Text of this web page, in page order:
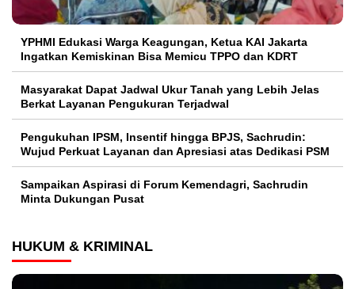
YPHMI Edukasi Warga Keagungan, Ketua KAI Jakarta
Ingatkan Kemiskinan Bisa Memicu TPPO dan KDRT
Masyarakat Dapat Jadwal Ukur Tanah yang Lebih Jelas
Berkat Layanan Pengukuran Terjadwal
Pengukuhan IPSM, Insentif hingga BPJS, Sachrudin:
Wujud Perkuat Layanan dan Apresiasi atas Dedikasi PSM
Sampaikan Aspirasi di Forum Kemendagri, Sachrudin
Minta Dukungan Pusat
HUKUM & KRIMINAL